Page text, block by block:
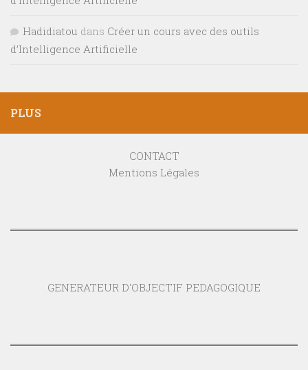
Hadidiatou dans Créer un cours avec des outils
d’Intelligence Artificielle
PLUS
CONTACT
Mentions Légales
GENERATEUR D'OBJECTIF PEDAGOGIQUE